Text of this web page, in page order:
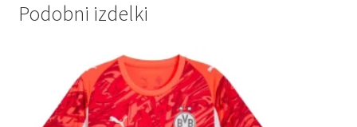
Podobni izdelki